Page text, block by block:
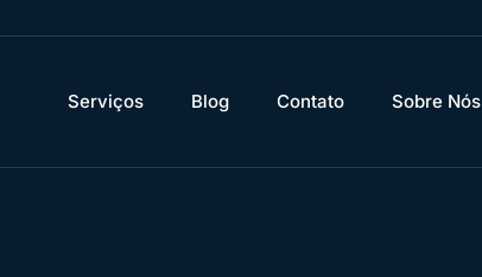
Serviços Blog Contato Sobre Nós